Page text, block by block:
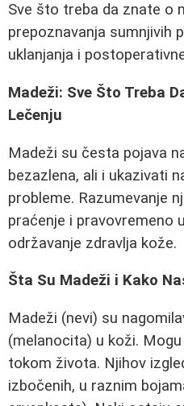
Sve što treba da znate o
prepoznavanja sumnjivih
uklanjanja i
Madeži: Sve Što Treba
Lečenju
Madeži su česta pojava
bezazlena, ali i ukazivati
probleme. Razumevanje
praćenje i pravovremeno
održavanje zdravlja kože.
Šta Su Madeži i Kako
Madeži (nevi) su
(melanocita) u koži.
tokom života. Njihov
izbočenih, u raznim